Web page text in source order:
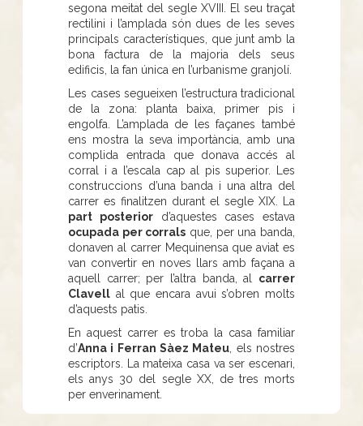
segona meitat del segle XVIII. El seu traçat
rectilini i l’amplada són dues de les seves
principals característiques, que junt amb la
bona factura de la majoria dels seus
edificis, la fan única en l’urbanisme granjolí.
Les cases segueixen l’estructura tradicional
de la zona: planta baixa, primer pis i
engolfa. L’amplada de les façanes també
ens mostra la seva importància, amb una
complida entrada que donava accés al
corral i a l’escala cap al pis superior. Les
construccions d’una banda i una altra del
carrer es finalitzen durant el segle XIX. La
part posteriord’aquestes cases estava
ocupada per corrals que, per una banda,
donaven al carrer Mequinensa que aviat es
van convertir en noves llars amb façana a
aquell carrer; per l’altra banda, al carrer
Clavell al que encara avui s’obren molts
d’aquests patis.
En aquest carrer es troba la casa familiar
d’Anna i Ferran Sàez Mateu , els nostres
escriptors. La mateixa casa va ser escenari,
els anys 30 del segle XX, de tres morts
per enverinament.